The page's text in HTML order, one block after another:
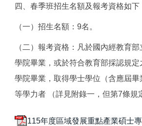
四、春季班招生名額及報考資格如下
（一）招生名額：9名。
（二）報考資格：凡於國內經教育
學院畢業，或於符合教育部採認規定
學院畢業，取得學士學位（含應屆畢
等學力者 （詳見附錄一，但第7條規
115年度區域發展重點產業碩士